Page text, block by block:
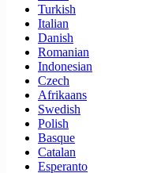
Turkish
Italian
Danish
Romanian
Indonesian
Czech
Afrikaans
Swedish
Polish
Basque
Catalan
Esperanto